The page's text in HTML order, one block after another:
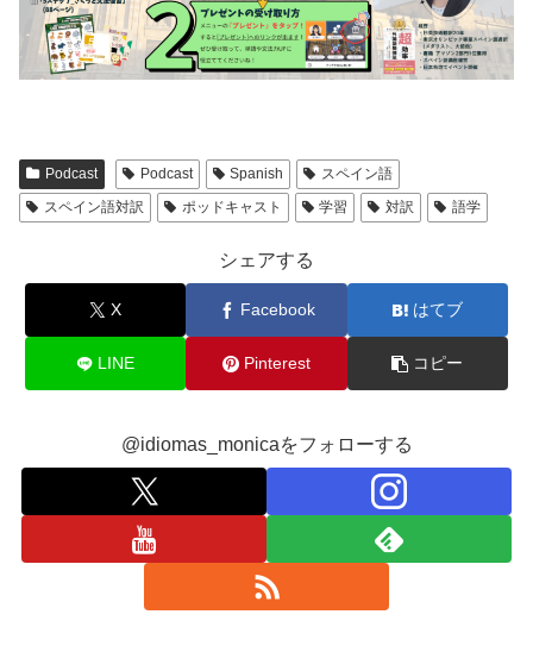
Podcast Podcast Spanish
スペイン語
スペイン語対訳
ポッドキャスト 学習 対訳 語学
シェアする
X Facebook はてブ
LINE Pinterest コピー
@idiomas_monicaをフォローする